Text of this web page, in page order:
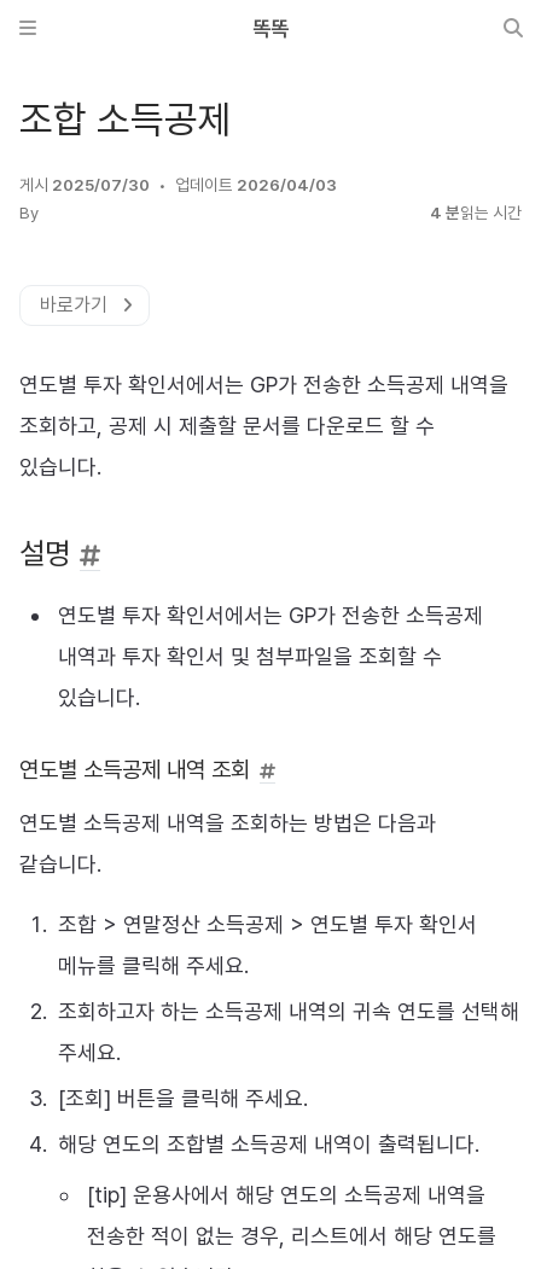
똑똑
조합 소득공제
게시 2025/07/30 업데이트 2026/04/03
By
4 분읽는 시간
바로가기
연도별 투자 확인서에서는 GP가 전송한 소득공제 내역을
조회하고, 공제 시 제출할 문서를 다운로드 할 수
있습니다.
설명
연도별 투자 확인서에서는 GP가 전송한 소득공제
내역과 투자 확인서 및 첨부파일을 조회할 수
있습니다.
연도별 소득공제 내역 조회
연도별 소득공제 내역을 조회하는 방법은 다음과
같습니다.
조합 > 연말정산 소득공제 > 연도별 투자 확인서
메뉴를 클릭해 주세요.
조회하고자 하는 소득공제 내역의 귀속 연도를 선택해
주세요.
[조회] 버튼을 클릭해 주세요.
해당 연도의 조합별 소득공제 내역이 출력됩니다.
[tip] 운용사에서 해당 연도의 소득공제 내역을
전송한 적이 없는 경우, 리스트에서 해당 연도를